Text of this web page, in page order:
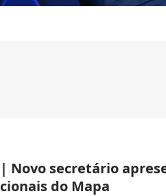
| Novo secretário
do Mapa